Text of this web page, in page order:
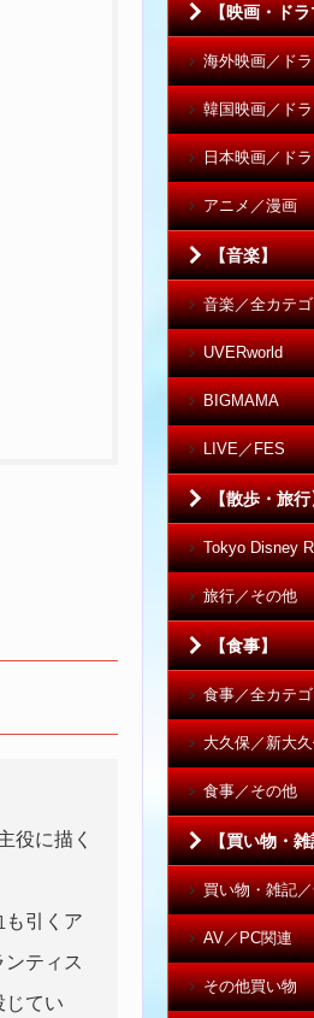
役に描く
も引くア
ティス
じてい
【映画・ド
海外映画／ド
韓国映画／ド
日本映画／ド
アニメ／漫画
【音楽】
音楽／全カテ
UVERworld
BIGMAMA
LIVE／FES
【散歩・旅行
Tokyo Disney
旅行／その他
【食事】
食事／全カテ
大久保／新大
食事／その他
【買い物・雑
買い物・雑記
AV／PC関連
その他買い物